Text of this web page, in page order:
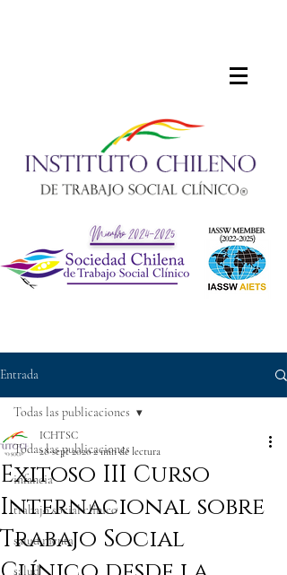
Entrada
Todas las publicaciones
infancia
trabajo social clínico
salud mental
salud
Todas las publicaciones
Exitoso III Curso
Internacional sobre
Trabajo Social
ICHTSC
28 sept 20202 min de lectura